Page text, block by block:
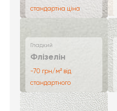
стандартна ціна
Гладкий
Флізелін
-70 грн/м² від
стандартного